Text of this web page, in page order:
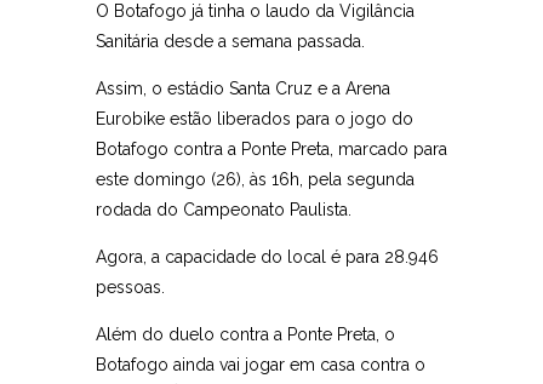
O Botafogo já tinha o laudo da Vigilância
Sanitária desde a semana passada.
Assim, o estádio Santa Cruz e a Arena
Eurobike estão liberados para o jogo do
Botafogo contra a Ponte Preta, marcado para
este domingo (26), às 16h, pela segunda
rodada do Campeonato Paulista.
Agora, a capacidade do local é para 28.946
pessoas.
Além do duelo contra a Ponte Preta, o
Botafogo ainda vai jogar em casa contra o